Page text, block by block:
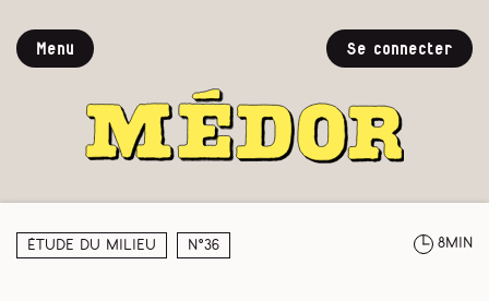
Menu Se connecter
Étude du milieu N°36 8min